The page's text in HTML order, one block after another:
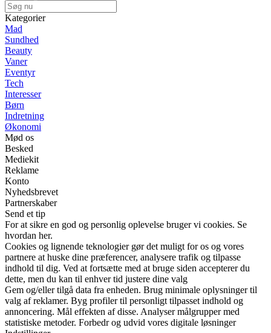
Kategorier
Mad
Sundhed
Beauty
Vaner
Eventyr
Tech
Interesser
Børn
Indretning
Økonomi
Mød os
Besked
Mediekit
Reklame
Konto
Nyhedsbrevet
Partnerskaber
Send et tip
For at sikre en god og personlig oplevelse bruger vi cookies. Se
hvordan her.
Cookies og lignende teknologier gør det muligt for os og vores
partnere at huske dine præferencer, analysere trafik og tilpasse
indhold til dig. Ved at fortsætte med at bruge siden accepterer du
dette, men du kan til enhver tid justere dine valg
Gem og/eller tilgå data fra enheden. Brug minimale oplysninger til
valg af reklamer. Byg profiler til personligt tilpasset indhold og
annoncering. Mål effekten af disse. Analyser målgrupper med
statistiske metoder. Forbedr og udvid vores digitale løsninger